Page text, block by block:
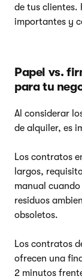
de tus clientes.
importantes y
Papel vs.
para tu
Al considerar
de alquiler, es
Los contratos
largos,
manual
residuos
obsoletos.
Los contratos
ofrecen una
2 minutos